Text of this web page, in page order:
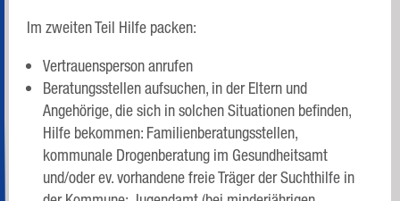
Im zweiten Teil Hilfe packen:
Vertrauensperson anrufen
Beratungsstellen aufsuchen, in der Eltern und
Angehörige, die sich in solchen Situationen befinden,
Hilfe bekommen: Familienberatungsstellen,
kommunale Drogenberatung im Gesundheitsamt
und/oder ev. vorhandene freie Träger der Suchthilfe in